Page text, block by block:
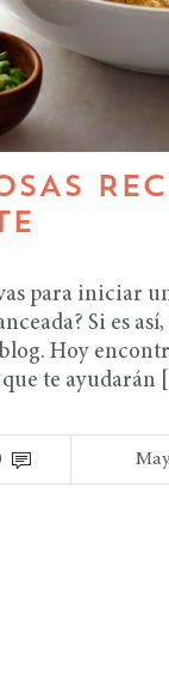
para iniciar
Si es
Hoy
te ayudarán